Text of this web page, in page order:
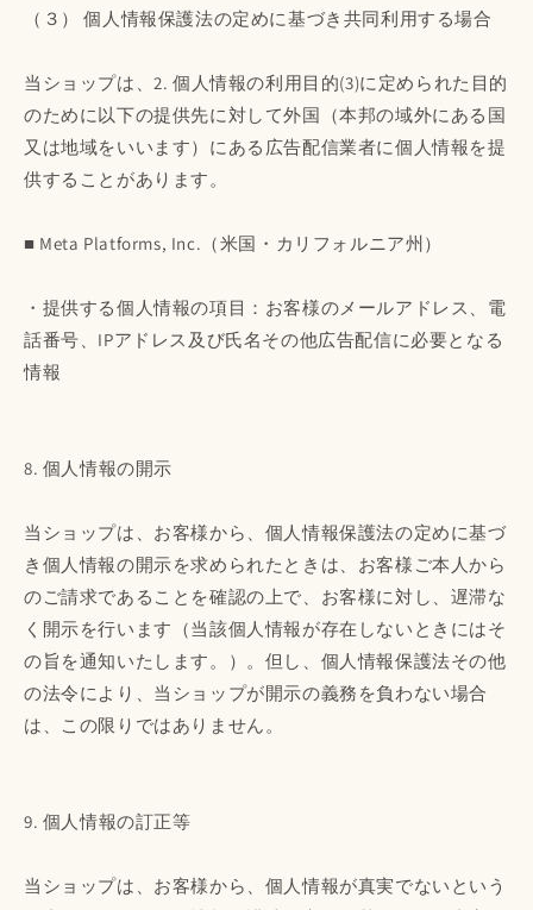
（３） 個人情報保護法の定めに基づき共同利用する場合
当ショップは、2. 個人情報の利用目的(3)に定められた目的
のために以下の提供先に対して外国（本邦の域外にある国
又は地域をいいます）にある広告配信業者に個人情報を提
供することがあります。
■ Meta Platforms, Inc.（米国・カリフォルニア州）
・提供する個人情報の項目：お客様のメールアドレス、電
話番号、IPアドレス及び氏名その他広告配信に必要となる
情報
8. 個人情報の開示
当ショップは、お客様から、個人情報保護法の定めに基づ
き個人情報の開示を求められたときは、お客様ご本人から
のご請求であることを確認の上で、お客様に対し、遅滞な
く開示を行います（当該個人情報が存在しないときにはそ
の旨を通知いたします。）。但し、個人情報保護法その他
の法令により、当ショップが開示の義務を負わない場合
は、この限りではありません。
9. 個人情報の訂正等
当ショップは、お客様から、個人情報が真実でないという